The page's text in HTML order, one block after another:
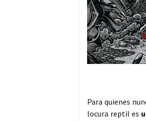
Para quienes
locura reptil es